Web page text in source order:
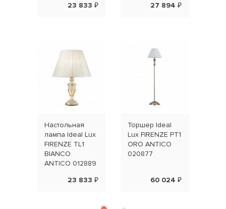
23 833 ₽
Настольная
лампа Ideal Lux
FIRENZE TL1
BIANCO
ANTICO 012889
23 833 ₽
27 894 ₽
Торшер Ideal
Lux FIRENZE PT1
ORO ANTICO
020877
60 024 ₽